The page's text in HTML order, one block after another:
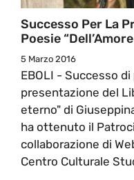
Successo Per La
Poesie
5 Marzo 2016
EBOLI - Successo
presentazione del
eterno" di
ha ottenuto il
collaborazione di
Centro Culturale